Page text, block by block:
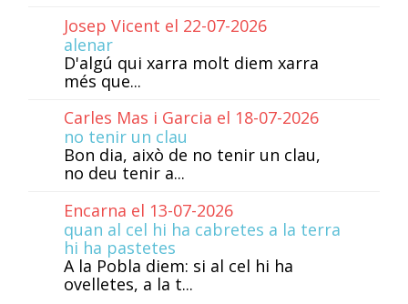
Josep Vicent el 22-07-2026
alenar
D'algú qui xarra molt diem xarra
més que...
Carles Mas i Garcia el 18-07-2026
no tenir un clau
Bon dia, això de no tenir un clau,
no deu tenir a...
Encarna el 13-07-2026
quan al cel hi ha cabretes a la terra
hi ha pastetes
A la Pobla diem: si al cel hi ha
ovelletes, a la t...